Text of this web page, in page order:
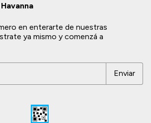
en enterarte de nuestras
ya mismo y comenzá a